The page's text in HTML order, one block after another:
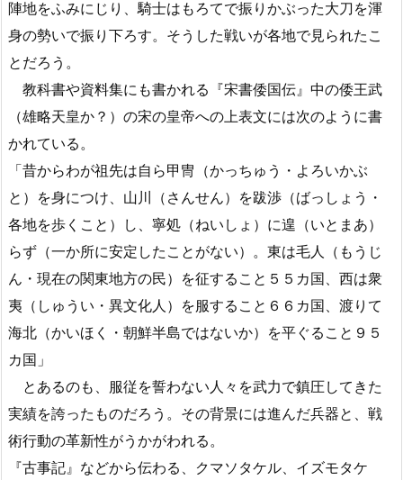
陣地をふみにじり、騎士はもろてで振りかぶった大刀を渾
身の勢いで振り下ろす。そうした戦いが各地で見られたこ
とだろう。
教科書や資料集にも書かれる『宋書倭国伝』中の倭王武
（雄略天皇か？）の宋の皇帝への上表文には次のように書
かれている。
「昔からわが祖先は自ら甲冑（かっちゅう・よろいかぶ
と）を身につけ、山川（さんせん）を跋渉（ばっしょう・
各地を歩くこと）し、寧処（ねいしょ）に遑（いとまあ）
らず（一か所に安定したことがない）。東は毛人（もうじ
ん・現在の関東地方の民）を征すること５５カ国、西は衆
夷（しゅうい・異文化人）を服すること６６カ国、渡りて
海北（かいほく・朝鮮半島ではないか）を平ぐること９５
カ国」
とあるのも、服従を誓わない人々を武力で鎮圧してきた
実績を誇ったものだろう。その背景には進んだ兵器と、戦
術行動の革新性がうかがわれる。
『古事記』などから伝わる、クマソタケル、イズモタケ